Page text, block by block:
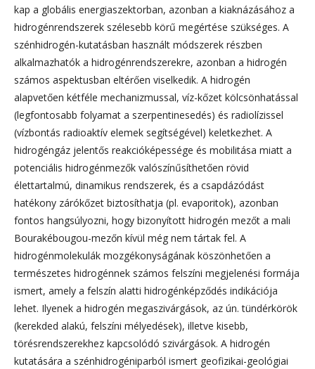
kap a globális energiaszektorban, azonban a kiaknázásához a
hidrogénrendszerek szélesebb körű megértése szükséges. A
szénhidrogén-kutatásban használt módszerek részben
alkalmazhatók a hidrogénrendszerekre, azonban a hidrogén
szá­mos aspektusban eltérően viselkedik. A hidrogén
alapvetően kétféle mechanizmussal, víz-kőzet kölcsönhatással
(legfon­to­sabb folyamat a szerpentinesedés) és radiolízissel
(vízbontás radioaktív elemek segítségével) keletkezhet. A
hidrogén­gáz jelentős reakcióképessége és mobilitása miatt a
potenciális hidrogénmezők valószínűsíthetően rövid
élettartalmú, di­na­mikus rendszerek, és a csapdázódást
hatékony zárókőzet biztosíthatja (pl. evaporitok), azonban
fontos hangsúlyozni, hogy bizonyított hidrogén mezőt a mali
Bourakébougou-mezőn kívül még nem tártak fel. A
hidrogénmolekulák mozgé­kony­ságának köszönhetően a
természetes hidrogénnek számos felszíni megjelenési formája
ismert, amely a felszín alatti hid­rogénképződés indikációja
lehet. Ilyenek a hidrogén megaszivárgások, az ún. tündérkörök
(kerekded alakú, felszíni mé­lyedések), illetve kisebb,
törésrendszerekhez kapcsolódó szivárgások. A hidrogén
kutatására a szénhidrogéniparból is­mert geofizikai-geológiai